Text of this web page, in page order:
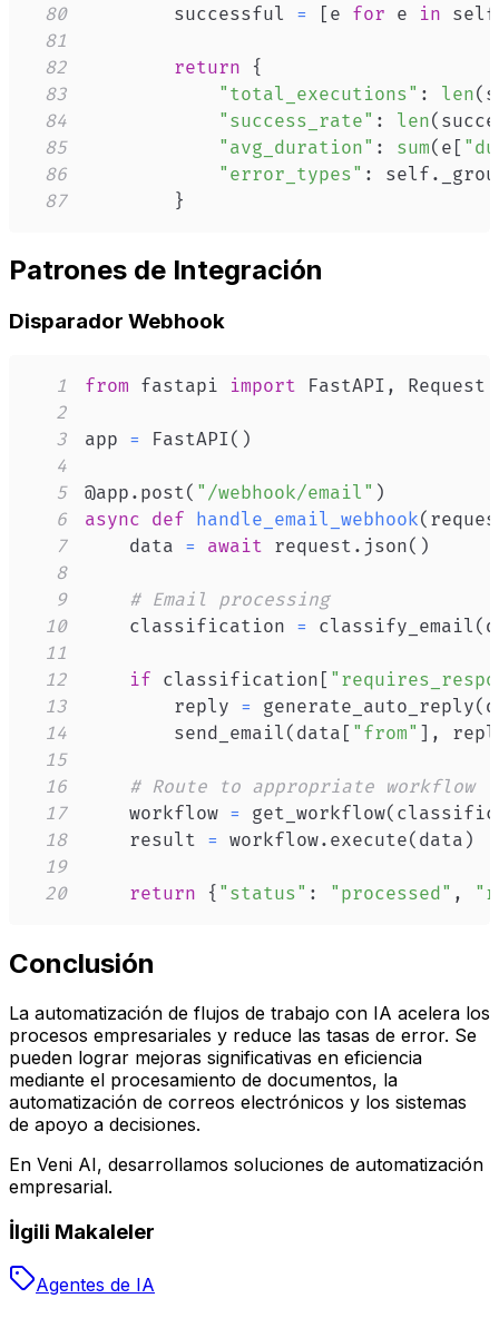
80
        successful
= [e for e in self
81
82
return
{
83
"total_executions" : len(
84
"success_rate" : len(
85
"avg_duration" : sum( e [
86
"error_types" : self .
87
}
Patrones de Integración
Disparador Webhook
1 from fastapi import FastAPI ,
2
3
app = FastAPI( )
4
5
@app . post( "/webhook/email" )
6
async def handle_email_webhook(
7
    data
= await request . json( )
8
9
# Email processing
10
    classification
= classify_email (
11
12
if classification [
13
        reply
= generate_auto_reply(
14
        send_email
( data [ "from" ] ,
15
16
# Route to appropriate workflow
17
    workflow
= get_workflow(
18
    result
= workflow. execute( data )
19
20
return { "status" : "processed" ,
Conclusión
La automatización de flujos de trabajo con IA acelera los
procesos empresariales y reduce las tasas de error. Se
pueden lograr mejoras significativas en eficiencia
mediante el procesamiento de documentos, la
automatización de correos electrónicos y los sistemas
de apoyo a decisiones.
En Veni AI, desarrollamos soluciones de automatización
empresarial.
İlgili Makaleler
Agentes de IA